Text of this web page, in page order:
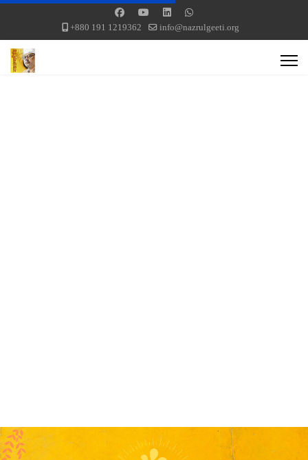
+880 191 1219362 info@nazrulgeeti.org